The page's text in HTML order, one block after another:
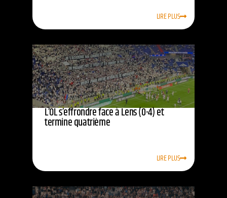
LIRE PLUS
L’OL s’effrondre face à Lens (0-4) et
termine quatrième
LIRE PLUS